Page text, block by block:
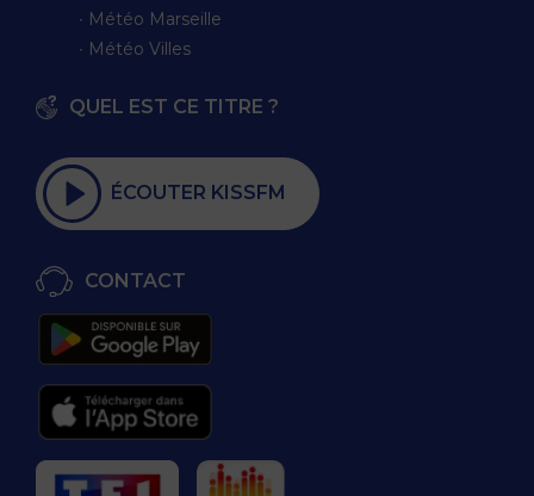
∙ Météo Marseille
∙ Météo Villes
QUEL EST CE TITRE ?
ÉCOUTER KISSFM
CONTACT